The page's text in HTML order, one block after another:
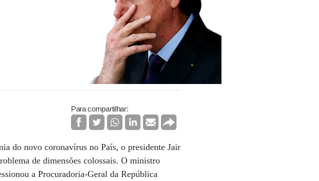
Para compartilhar:
do novo coronavírus no País, o presidente Jair
de dimensões colossais. O ministro
a Procuradoria-Geral da República